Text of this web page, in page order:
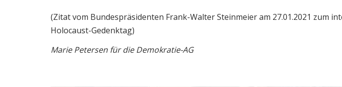
(Zitat vom Bundespräsidenten Frank-Walter Steinmeier am 27.01.2021 zum
Holocaust-Gedenktag)
Marie Petersen für die Demokratie-AG